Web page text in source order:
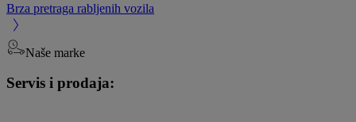
Brza pretraga rabljenih vozila
Naše marke
Servis i prodaja: